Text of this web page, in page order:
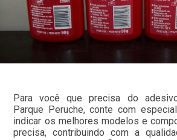
Para você que precisa do
Parque Peruche, conte com
indicar os melhores modelos e
precisa, contribuindo com a